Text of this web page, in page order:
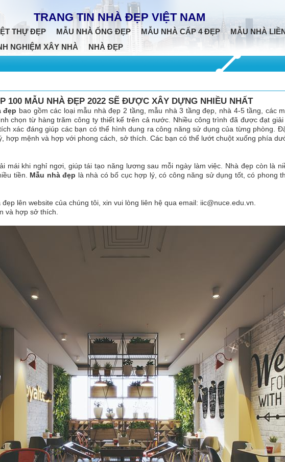
TRANG TIN NHÀ ĐẸP VIỆT NAM
THỰ ĐẸP MẪU NHÀ ỐNG ĐẸP MẪU NHÀ CẤP 4 ĐẸP MẪU NHÀ
NGHIỆM XÂY NHÀ NHÀ ĐẸP
100 MẪU NHÀ ĐẸP 2022 SẼ ĐƯỢC XÂY DỰNG NHIỀU NHẤT
đẹp bao gồm các loại mẫu nhà đẹp 2 tầng, mẫu nhà 3 tầng đẹp, nhà 4-5 tầng, các
chọn từ hàng trăm công ty thiết kế trên cả nước. Nhiều công trình đã được đạt
xác đáng giúp các bạn có thể hình dung ra công năng sử dụng của từng phòng.
hợp mệnh và hợp với phong cách, sở thích. Các bạn có thể lướt chuột xuống phía
mái khi nghỉ ngơi, giúp tái tạo năng lương sau mỗi ngày làm việc. Nhà đẹp còn là
tiền. Mẫu nhà đẹp là nhà có bố cục hợp lý, có công năng sử dụng tốt, có phong
lên website của chúng tôi, xin vui lòng liên hệ qua email: iic@nuce.edu.vn
và hợp sở thích.